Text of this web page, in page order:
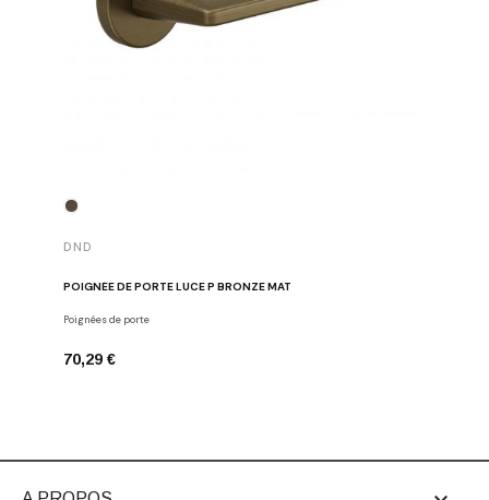
DND
POIGNÉE DE PORTE LUCE P BRONZE MAT
Poignées de porte
70,29 €